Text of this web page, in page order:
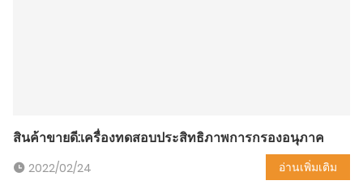
สินค้าขายดี:เครื่องทดสอบประสิทธิภาพการกรองอนุภาค
2022/02/24 อ่านเพิ่มเติม